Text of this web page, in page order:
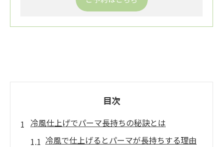
目次
冷風仕上げでパーマ長持ちの秘訣とは
冷風で仕上げるとパーマが長持ちする理由